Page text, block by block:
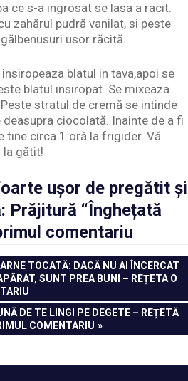
ce s-a ingrosat se lasa a racit.
zahărul pudră vanilat, si peste
usor răcită.
blatul in tava,apoi se
blatul insiropat. Se mixeaza
stratul de cremă se intinde
ciocolată. Inainte de a fi
tine circa 1 oră la frigider. Vă
la gătit!
ușor de pregătit și
Prăjitură “Înghețată
comentariu
TOCATĂ: DACĂ NU AI ÎNCERCAT
SUNT PREA BUNI – REȚETA O
DE TE LINGI PE DEGETE – REȚETĂ
COMENTARIU